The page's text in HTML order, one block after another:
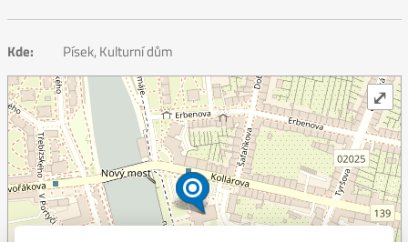
Kde: Písek, Kulturní dům
⤢